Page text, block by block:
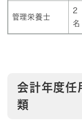
管理栄養士
2
名
会計年度任
類